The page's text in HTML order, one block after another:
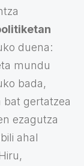
duena:
mundu
bada,
bat gertatzea
ezagutza
ahal